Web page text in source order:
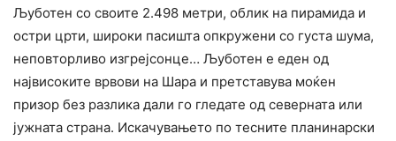
Љуботен со своите 2.498 метри, облик на пирамида и
остри црти, широки пасишта опкружени со густа шума,
неповторливо изгрејсонце… Љуботен е еден од
највисоките врвови на Шара и претставува моќен
призор без разлика дали го гледате од северната или
јужната страна. Искачувањето по тесните планинарски